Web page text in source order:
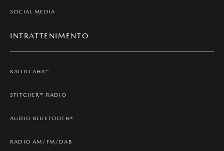
SOCIAL MEDIA
INTRATTENIMENTO
RADIO AHA™
STITCHER™ RADIO
AUDIO BLUETOOTH®
RADIO AM/FM/DAB